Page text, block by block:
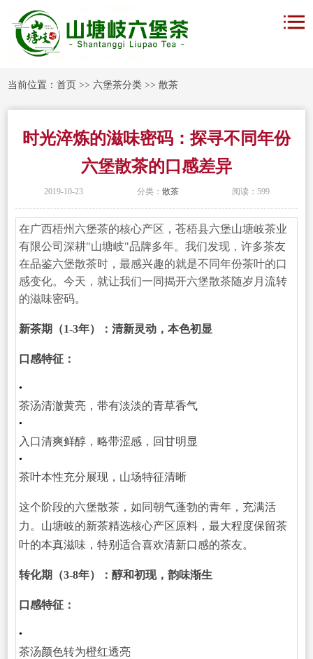
当前位置：首页 >>六堡茶分类 >>散茶
时光淬炼的滋味密码：探寻不同年份
六堡散茶的口感差异
2019-10-23 分类： 散茶 阅读：599
在广西梧州六堡茶的核心产区，苍梧县六堡山塘岐茶业
有限公司深耕"山塘岐"品牌多年。我们发现，许多茶友
在品鉴六堡散茶时，最感兴趣的就是不同年份茶叶的口
感变化。今天，就让我们一同揭开六堡散茶随岁月流转
的滋味密码。
新茶期（1-3年）：清新灵动，本色初显
口感特征：
•
茶汤清澈黄亮，带有淡淡的青草香气
•
入口清爽鲜醇，略带涩感，回甘明显
•
茶叶本性充分展现，山场特征清晰
这个阶段的六堡散茶，如同朝气蓬勃的青年，充满活
力。山塘岐的新茶精选核心产区原料，最大程度保留茶
叶的本真滋味，特别适合喜欢清新口感的茶友。
转化期（3-8年）：醇和初现，韵味渐生
口感特征：
•
茶汤颜色转为橙红透亮